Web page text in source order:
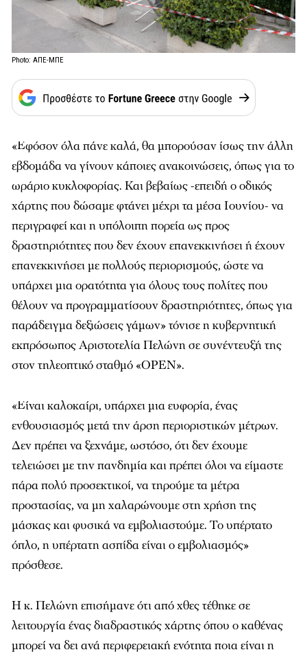
Photo: ΑΠΕ-ΜΠΕ
«Εφόσον όλα πάνε καλά, θα μπορούσαν ίσως την άλλη
εβδομάδα να γίνουν κάποιες ανακοινώσεις, όπως για το
ωράριο κυκλοφορίας. Και βεβαίως -επειδή ο οδικός
χάρτης που δώσαμε φτάνει μέχρι τα μέσα Ιουνίου- να
περιγραφεί και η υπόλοιπη πορεία ως προς
δραστηριότητες που δεν έχουν επανεκκινήσει ή έχουν
επανεκκινήσει με πολλούς περιορισμούς, ώστε να
υπάρχει μια ορατότητα για όλους τους πολίτες που
θέλουν να προγραμματίσουν δραστηριότητες, όπως για
παράδειγμα δεξιώσεις γάμων» τόνισε η κυβερνητική
εκπρόσωπος Αριστοτελία Πελώνη σε συνέντευξή της
στον τηλεοπτικό σταθμό «OPEN».
«Είναι καλοκαίρι, υπάρχει μια ευφορία, ένας
ενθουσιασμός μετά την άρση περιοριστικών μέτρων.
Δεν πρέπει να ξεχνάμε, ωστόσο, ότι δεν έχουμε
τελειώσει με την πανδημία και πρέπει όλοι να είμαστε
πάρα πολύ προσεκτικοί, να τηρούμε τα μέτρα
προστασίας, να μη χαλαρώνουμε στη χρήση της
μάσκας και φυσικά να εμβολιαστούμε. Το υπέρτατο
όπλο, η υπέρτατη ασπίδα είναι ο εμβολιασμός»
πρόσθεσε.
Η κ. Πελώνη επισήμανε ότι από χθες τέθηκε σε
λειτουργία ένας διαδραστικός χάρτης όπου ο καθένας
μπορεί να δει ανά περιφερειακή ενότητα ποια είναι η